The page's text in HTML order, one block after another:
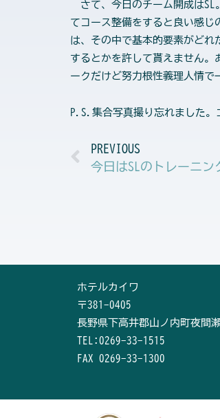
さて、今日のチーム開成はSL
てコース整備をすると良い感じ
は、その中で基本的要素がどれ
するとかを許して貰えません。
ークだけど努力根性義理人情で
P.S.集合写真撮り忘れました。
Prev
PREVIOUS
今日はSLのトレーニン
ホテルカイワ
〒381-0405
長野県下高井郡山ノ内町夜間
TEL:0269-33-1515
FAX 0269-33-1300